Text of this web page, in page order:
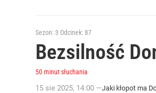
Sezon: 3 Odcinek: 87
Bezsilność
50 minut słuchania
15 sie 2025, 14:00 —Jaki kłopot ma